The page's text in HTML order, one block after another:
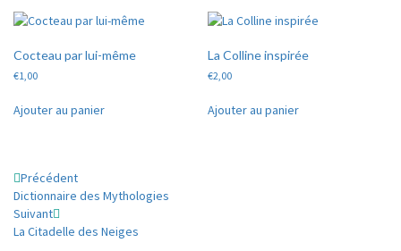
Cocteau par lui-même
€1,00
Ajouter au panier
La Colline inspirée
€2,00
Ajouter au panier
Navigation
d'article
Précédent
Dictionnaire des Mythologies
Suivant
La Citadelle des Neiges